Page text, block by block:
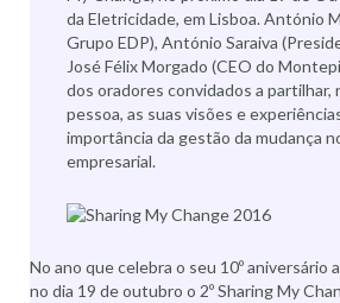
da Eletricidade, em Lisboa. António
Grupo EDP), António Saraiva
José Félix Morgado (CEO do
dos oradores convidados a partilhar,
pessoa, as suas visões e
importância da gestão da mudança
empresarial.
No ano que celebra o seu 10º aniversário
no dia 19 de outubro o 2º Sharing My